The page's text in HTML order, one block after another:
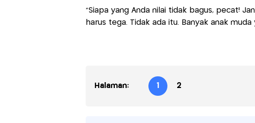
“Siapa yang Anda nilai tidak bagus, pecat!
harus tega. Tidak ada itu. Banyak anak
Halaman: 1 2